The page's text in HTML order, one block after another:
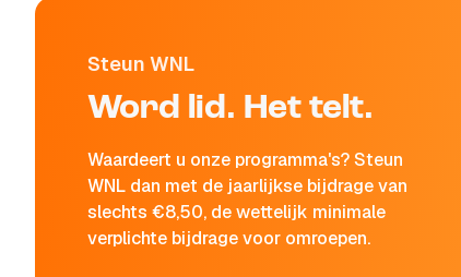
Steun WNL
Word lid. Het telt.
Waardeert u onze programma's? Steun
WNL dan met de jaarlijkse bijdrage van
slechts €8,50, de wettelijk minimale
verplichte bijdrage voor omroepen.